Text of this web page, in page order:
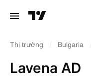
Thị trường Bulgaria
Lavena AD